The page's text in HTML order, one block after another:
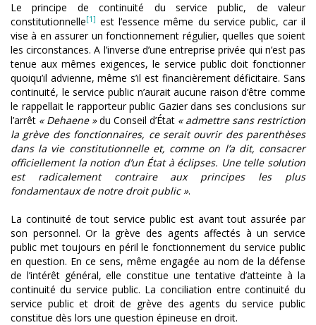
Le principe de continuité du service public, de valeur
constitutionnelle[1] est l’essence même du service public, car il
vise à en assurer un fonctionnement régulier, quelles que soient
les circonstances. A l’inverse d’une entreprise privée qui n’est pas
tenue aux mêmes exigences, le service public doit fonctionner
quoiqu’il advienne, même s’il est financièrement déficitaire. Sans
continuité, le service public n’aurait aucune raison d’être comme
le rappellait le rapporteur public Gazier dans ses conclusions sur
l’arrêt « Dehaene »du Conseil d’État « admettre sans restriction
la grève des fonctionnaires, ce serait ouvrir des parenthèses
dans la vie constitutionnelle et, comme on l’a dit, consacrer
officiellement la notion d’un État à éclipses. Une telle solution
est radicalement contraire aux principes les plus
fondamentaux de notre droit public ».
La continuité de tout service public est avant tout assurée par
son personnel. Or la grève des agents affectés à un service
public met toujours en péril le fonctionnement du service public
en question. En ce sens, même engagée au nom de la défense
de l’intérêt général, elle constitue une tentative d’atteinte à la
continuité du service public. La conciliation entre continuité du
service public et droit de grève des agents du service public
constitue dès lors une question épineuse en droit.